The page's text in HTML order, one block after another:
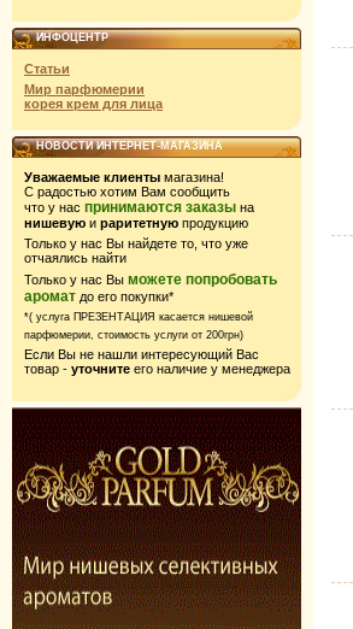
ИНФОЦЕНТР
Статьи
Мир парфюмерии
корея крем для лица
НОВОСТИ ИНТЕРНЕТ-МАГАЗИНА
Уважаемые клиенты магазина!
С радостью хотим Вам сообщить
что у нас принимаются заказы на
нишевую и раритетную продукцию
Только у нас Вы найдете то, что уже
отчаялись найти
Только у нас Вы можете попробовать
аромат до его покупки*
*( услуга ПРЕЗЕНТАЦИЯ касается нишевой
парфюмерии, стоимость услуги от 200грн)
Если Вы не нашли интересующий Вас
товар - уточните его наличие у менеджера